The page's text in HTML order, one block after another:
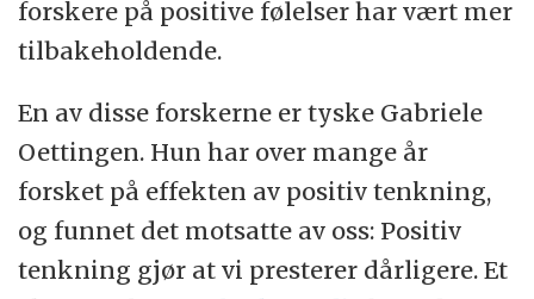
forskere på positive følelser har vært mer
tilbakeholdende.
En av disse forskerne er tyske Gabriele
Oettingen. Hun har over mange år
forsket på effekten av positiv tenkning,
og funnet det motsatte av oss: Positiv
tenkning gjør at vi presterer dårligere. Et